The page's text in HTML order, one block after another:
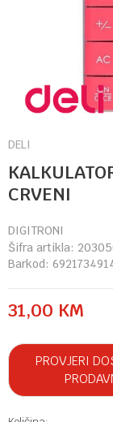
DELI
CRVENI
DIGITRONI
Šifra artikla:
Barkod:
31,00 KM
PROVJERI